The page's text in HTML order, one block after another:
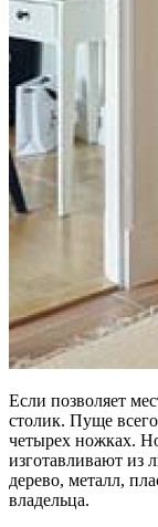
Если позволяет
столик. Пуще
четырех ножках.
изготавливают из
дерево, металл,
владельца.